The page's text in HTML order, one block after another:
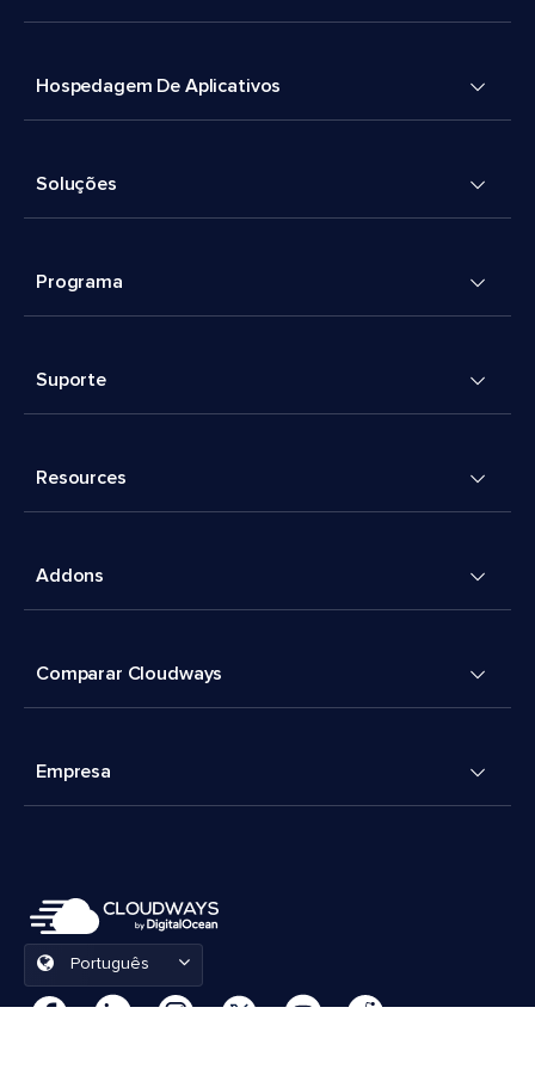
Hospedagem De Aplicativos
Soluções
Programa
Suporte
Resources
Addons
Comparar Cloudways
Empresa
Português